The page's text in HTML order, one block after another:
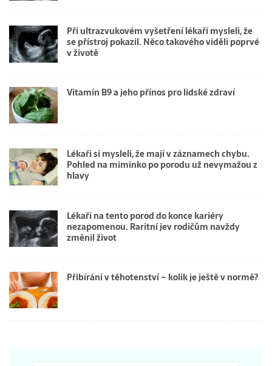
Při ultrazvukovém vyšetření lékaři mysleli, že
se přístroj pokazil. Něco takového viděli poprvé
v životě
Vitamín B9 a jeho přínos pro lidské zdraví
Lékaři si mysleli, že mají v záznamech chybu.
Pohled na miminko po porodu už nevymažou z
hlavy
Lékaři na tento porod do konce kariéry
nezapomenou. Raritní jev rodičům navždy
změnil život
Přibírání v těhotenství – kolik je ještě v normě?